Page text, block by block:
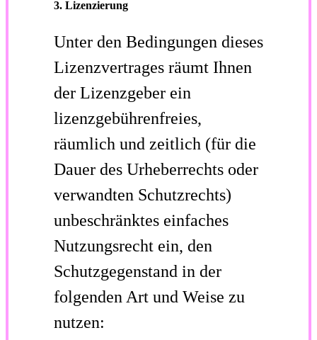
3. Lizenzierung
Unter den Bedingungen dieses
Lizenzvertrages räumt Ihnen
der Lizenzgeber ein
lizenzgebührenfreies,
räumlich und zeitlich (für die
Dauer des Urheberrechts oder
verwandten Schutzrechts)
unbeschränktes einfaches
Nutzungsrecht ein, den
Schutzgegenstand in der
folgenden Art und Weise zu
nutzen: